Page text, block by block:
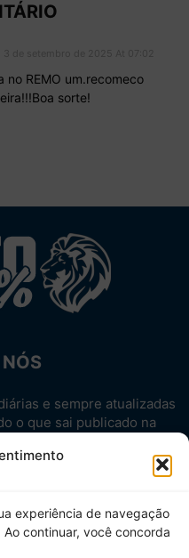
experiência de navegação
continuar, você concorda
no REMO um.recomeco
sorte!
e sempre atualizadas
o que sai publicado na
oficial.